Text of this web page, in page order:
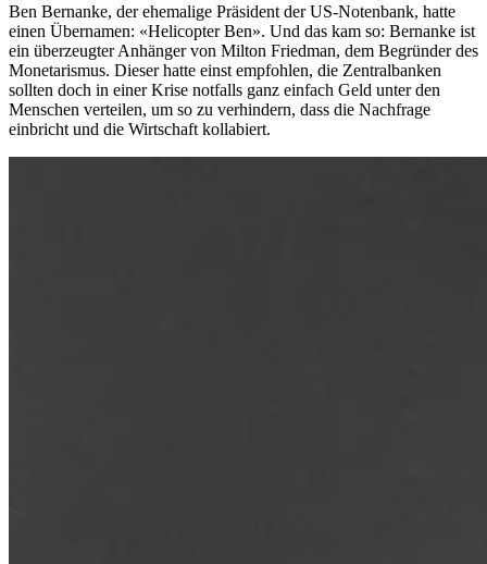
Ben Bernanke, der ehemalige Präsident der US-Notenbank, hatte
einen Übernamen: «Helicopter Ben». Und das kam so: Bernanke ist
ein überzeugter Anhänger von Milton Friedman, dem Begründer des
Monetarismus. Dieser hatte einst empfohlen, die Zentralbanken
sollten doch in einer Krise notfalls ganz einfach Geld unter den
Menschen verteilen, um so zu verhindern, dass die Nachfrage
einbricht und die Wirtschaft kollabiert.